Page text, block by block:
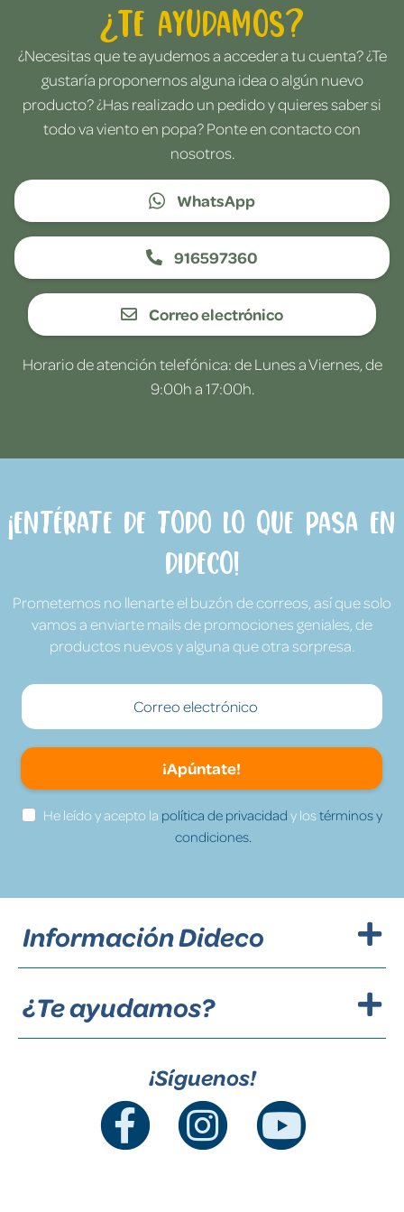
¿Te ayudamos?
¿Necesitas que te ayudemos a acceder a tu cuenta? ¿Te
gustaría proponernos alguna idea o algún nuevo
producto? ¿Has realizado un pedido y quieres saber si
todo va viento en popa? Ponte en contacto con
nosotros.
WhatsApp
916597360
Correo electrónico
Horario de atención telefónica: de Lunes a Viernes, de
9:00h a 17:00h.
¡Entérate de todo lo que pasa en
Dideco!
Prometemos no llenarte el buzón de correos, así que solo
vamos a enviarte mails de promociones geniales, de
productos nuevos y alguna que otra sorpresa.
¡Apúntate!
He leído y acepto la política de privacidad y lostérminos y
condiciones.
Información Dideco
¿Te ayudamos?
¡Síguenos!